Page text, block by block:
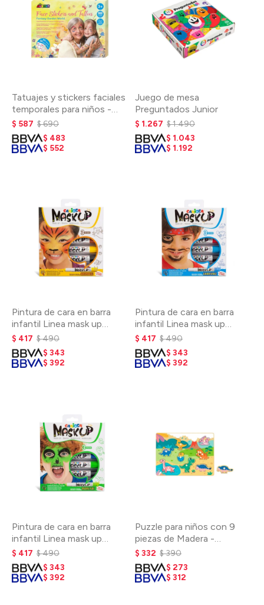
Tatuajes y stickers faciales
temporales para niños -
Fantasía
$ 587 $690
$ 483
$ 552
Juego de mesa
Preguntados Junior
$ 1.267 $1.490
$ 1.043
$ 1.192
Pintura de cara en barra
infantil Linea mask up
Carioca - Amarillo
$ 417 $490
$ 343
$ 392
Pintura de cara en barra
infantil Linea mask up
Carioca - Azul
$ 417 $490
$ 343
$ 392
Pintura de cara en barra
infantil Linea mask up
Carioca - Verde
$ 417 $490
$ 343
$ 392
Puzzle para niños con 9
piezas de Madera -
Dinosaurios
$ 332 $390
$ 273
$ 312